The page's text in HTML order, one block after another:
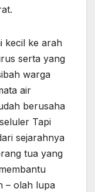
kecil ke arah
serta yang
warga
air
berusaha
Tapi
sejarahnya
tua yang
– olah lupa